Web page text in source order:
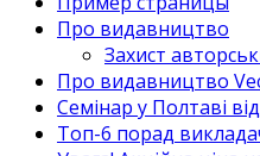
Про видавництво
Захист
Про видавництво
Семінар у Полтаві
Топ-6 порад